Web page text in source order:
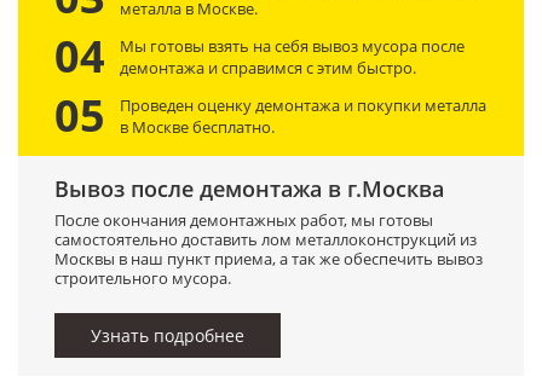
металла в Москве.
04
Мы готовы взять на себя вывоз мусора после
демонтажа и справимся с этим быстро.
05
Проведен оценку демонтажа и покупки металла
в Москве бесплатно.
Вывоз после демонтажа в г.Москва
После окончания демонтажных работ, мы готовы
самостоятельно доставить лом металлоконструкций из
Москвы в наш пункт приема, а так же обеспечить вывоз
строительного мусора.
Узнать подробнее